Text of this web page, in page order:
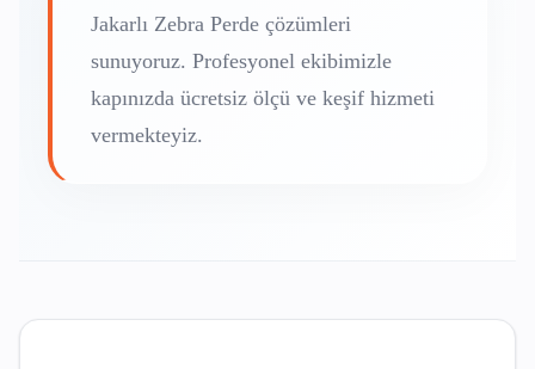
Jakarlı Zebra Perde çözümleri
sunuyoruz. Profesyonel ekibimizle
kapınızda ücretsiz ölçü ve keşif hizmeti
vermekteyiz.